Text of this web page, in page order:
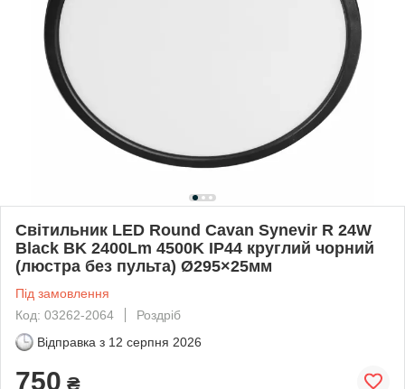
Світильник LED Round Cavan Synevir R 24W
Black BK 2400Lm 4500K IP44 круглий чорний
(люстра без пульта) Ø295×25мм
Під замовлення
Код: 03262-2064
Роздріб
Відправка з 12 серпня 2026
750 ₴